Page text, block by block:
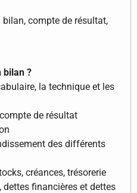
compte de résultat,
bilan ?
la technique et les
de résultat
des différents
créances, trésorerie
financières et dettes